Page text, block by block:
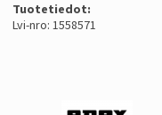
Tuotetiedot:
Lvi-nro: 1558571